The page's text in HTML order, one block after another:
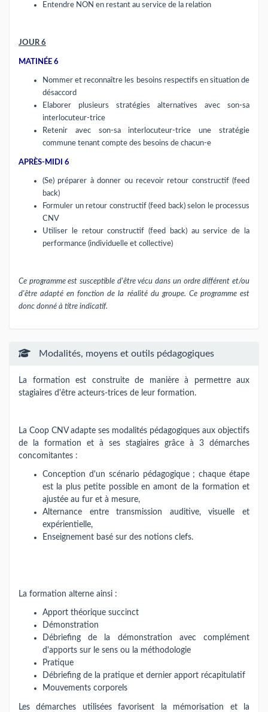
Entendre NON en restant au service de la relation
JOUR 6
MATINÉE 6
Nommer et reconnaître les besoins respectifs en situation de
désaccord
Elaborer plusieurs stratégies alternatives avec son-sa
interlocuteur-trice
Retenir avec son-sa interlocuteur-trice une stratégie
commune tenant compte des besoins de chacun-e
APRÈS-MIDI 6
(Se) préparer à donner ou recevoir retour constructif (feed
back)
Formuler un retour constructif (feed back) selon le processus
CNV
Utiliser le retour constructif (feed back) au service de la
performance (individuelle et collective)
Ce programme est susceptible d'être vécu dans un ordre différent et/ou
d'être adapté en fonction de la réalité du groupe. Ce programme est
donc donné à titre indicatif.
Modalités, moyens et outils pédagogiques
La formation est construite de manière à permettre aux
stagiaires d'être acteurs-trices de leur formation.
La Coop CNV adapte ses modalités pédagogiques aux objectifs
de la formation et à ses stagiaires grâce à 3 démarches
concomitantes :
Conception d'un scénario pédagogique ; chaque étape
est la plus petite possible en amont de la formation et
ajustée au fur et à mesure,
Alternance entre transmission auditive, visuelle et
expérientielle,
Enseignement basé sur des notions clefs.
La formation alterne ainsi :
Apport théorique succinct
Démonstration
Débriefing de la démonstration avec complément
d'apports sur le sens ou la méthodologie
Pratique
Débriefing de la pratique et dernier apport récapitulatif
Mouvements corporels
Les démarches utilisées favorisent la mémorisation et la